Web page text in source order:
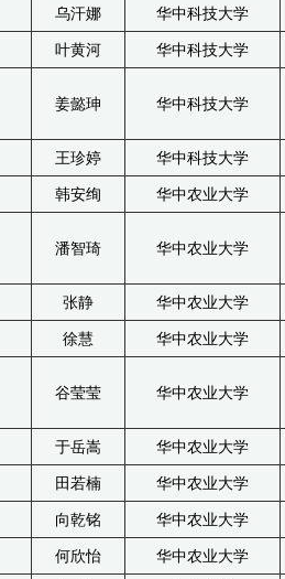
乌汗娜 华中科技大学
叶黄河 华中科技大学
姜懿珅 华中科技大学
王珍婷 华中科技大学
韩安绚 华中农业大学
潘智琦 华中农业大学
张静 华中农业大学
徐慧 华中农业大学
谷莹莹 华中农业大学
于岳嵩 华中农业大学
田若楠 华中农业大学
向乾铭 华中农业大学
何欣怡 华中农业大学